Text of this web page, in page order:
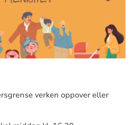
verken oppover eller